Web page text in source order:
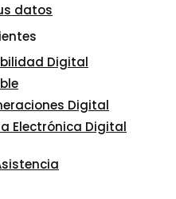
datos
Digital
Digital
Electrónica Digital